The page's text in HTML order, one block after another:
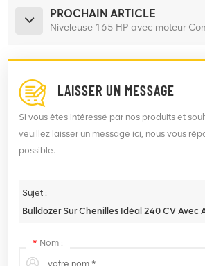
PROCHAIN ARTICLE
Niveleuse 165 HP avec moteur
LAISSER UN MESSAGE
Si vous êtes intéressé par nos produits et
veuillez laisser un message ici, nous vous
possible.
Sujet :
* Nom :